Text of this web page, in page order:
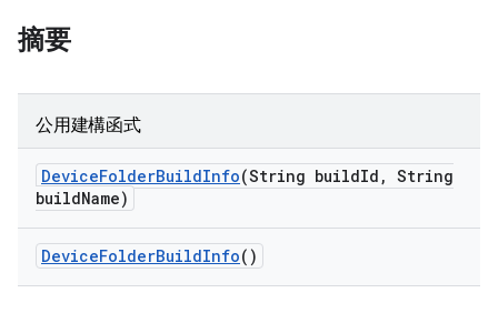
摘要
公用建構函式
DeviceFolderBuildInfo(String buildId , String
buildName)
DeviceFolderBuildInfo()